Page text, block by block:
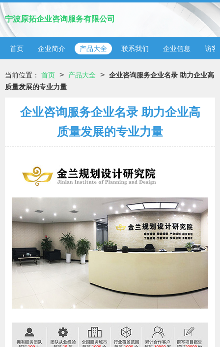
宁波原拓企业咨询服务有限公司
首页 企业简介 产品大全 联系我们 企业信息 访客
当前位置： 首页 > 产品大全 > 企业咨询服务企业名录 助力企业高
质量发展的专业力量
企业咨询服务企业名录 助力企业高
质量发展的专业力量